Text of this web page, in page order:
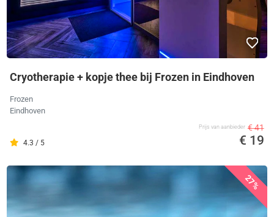
Cryotherapie + kopje thee bij Frozen in Eindhoven
Frozen
Eindhoven
4.3 / 5
Prijs van aanbieder € 41
€ 19
27%